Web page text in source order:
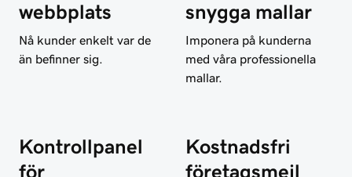
webbplats
Nå kunder enkelt var de
än befinner sig.
snygga mallar
Imponera på kunderna
med våra professionella
mallar.
Kontrollpanel
för
Kostnadsfri
företagsmejl